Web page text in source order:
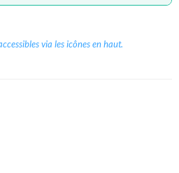
via les icônes en haut.